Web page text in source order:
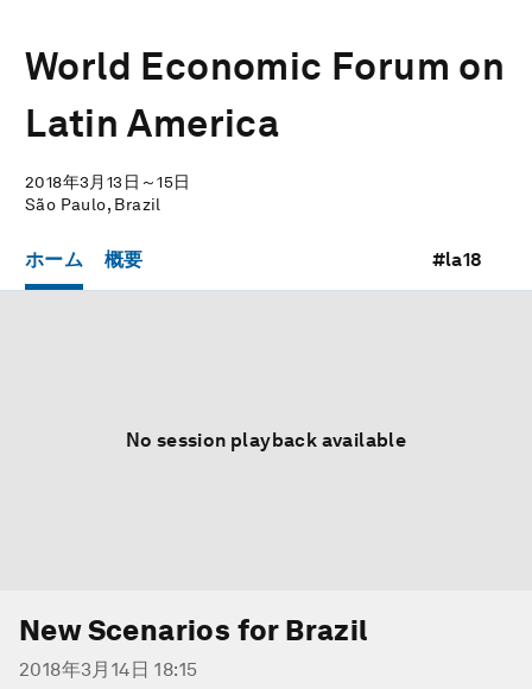
World Economic Forum on
Latin America
2018年3月13日～15日
São Paulo, Brazil
ホーム 概要 #la18
No session playback available
New Scenarios for Brazil
2018年3月14日 18:15